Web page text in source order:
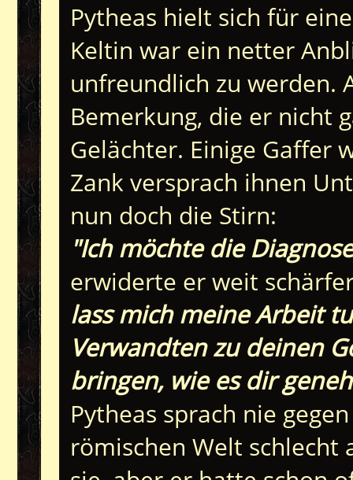
Pytheas hielt sich für
Keltin war ein netter
unfreundlich zu werden.
Bemerkung, die er nicht
Gelächter. Einige Gaffer
Zank versprach ihnen
nun doch die Stirn:
"Ich möchte die
erwiderte er weit
lass mich meine Arbeit
Verwandten zu deinen
bringen, wie es dir
Pytheas sprach nie
römischen Welt schlecht